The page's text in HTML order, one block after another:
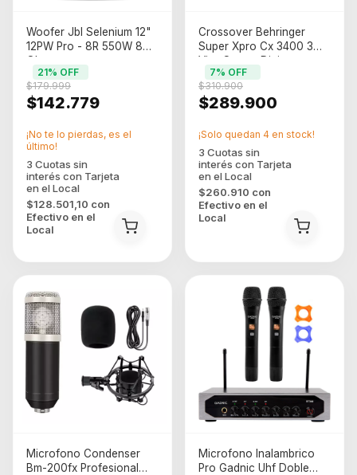
Woofer Jbl Selenium 12"
12PW Pro - 8R 550W 8
Ohm
$142.779
$179.999
21% OFF
$128.501,10 con
Efectivo en el
Local
¡No te lo pierdas, es el
último!
Crossover Behringer
Super Xpro Cx 3400 3
Vias Stereo Divisor
(t0092725002)
$289.900
$310.900
7% OFF
$260.910 con
Efectivo en el
Local
¡Solo quedan 4 en stock!
Microfono Condenser
Bm-200fx Profesional
Microfono Inalambrico
Pro Gadnic Uhf Doble